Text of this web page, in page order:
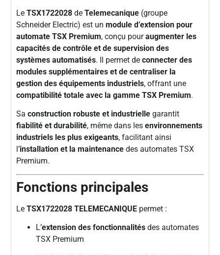
LeTSX1722028 deTelemecanique (groupe
Schneider Electric) est unmodule d’extension pour
automate TSX Premium, conçu pouraugmenter les
capacités de contrôle et de supervision des
systèmes automatisés. Il permet deconnecter des
modules supplémentaires et de centraliser la
gestion des équipements industriels, offrant une
compatibilité totale avec la gamme TSX Premium.
Saconstruction robuste et industrielle garantit
fiabilité et durabilité, même dans lesenvironnements
industriels les plus exigeants, facilitant ainsi
l’installation et la maintenance des automates TSX
Premium.
Fonctions principales
LeTSX1722028 TELEMECANIQUE permet :
L’extension des fonctionnalités des automates
TSX Premium